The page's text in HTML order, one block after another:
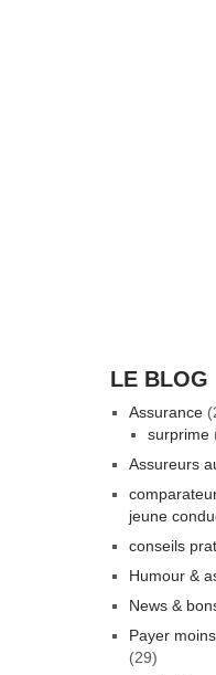
LE BLOG
Assurance
surprime
Assureurs
jeune
conseils
Humour &
News &
Payer
(29)